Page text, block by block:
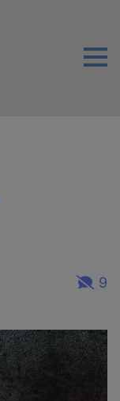
Menu
9